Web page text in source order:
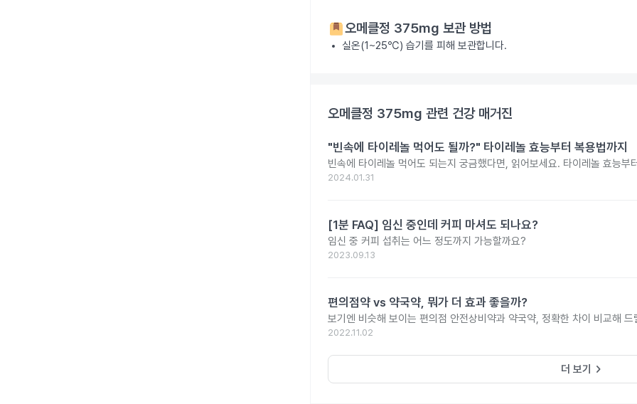
오메클정 375mg 보관 방법
실온(1~25℃) 습기를 피해 보관합니다.
오메클정 375mg 관련 건강 매거진
"빈속에 타이레놀 먹어도 될까?" 타이레놀 효능부터 복용법까지
빈속에 타이레놀 먹어도 되는지 궁금했다면, 읽어보세요. 타이레놀 효능부
2024.01.31
[1분 FAQ] 임신 중인데 커피 마셔도 되나요?
임신 중 커피 섭취는 어느 정도까지 가능할까요?
2023.09.13
편의점약 vs 약국약, 뭐가 더 효과 좋을까?
보기엔 비슷해 보이는 편의점 안전상비약과 약국약, 정확한 차이 비교해 드
2022.11.02
더 보기 keyboard_arrow_right